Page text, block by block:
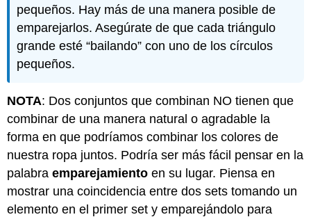
pequeños. Hay más de una manera posible de
emparejarlos. Asegúrate de que cada triángulo
grande esté “bailando” con uno de los círculos
pequeños.
NOTA: Dos conjuntos que combinan NO tienen que
combinar de una manera natural o agradable la
forma en que podríamos combinar los colores de
nuestra ropa juntos. Podría ser más fácil pensar en la
palabraemparejamiento en su lugar. Piensa en
mostrar una coincidencia entre dos sets tomando un
elemento en el primer set y emparejándolo para